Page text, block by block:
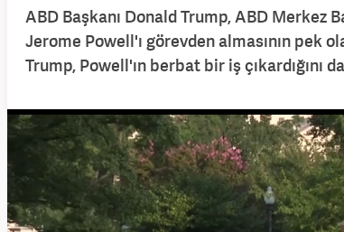
ABD Başkanı Donald Trump, ABD Merkez
Jerome Powell'ı görevden almasının pek
Trump, Powell'ın berbat bir iş çıkardığını